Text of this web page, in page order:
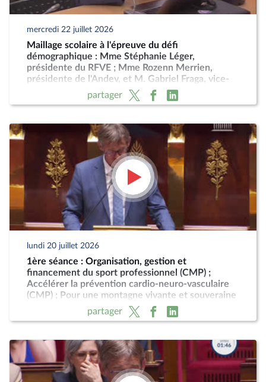
mercredi 22 juillet 2026
Maillage scolaire à l'épreuve du défi
démographique : Mme Stéphanie Léger,
présidente du RFVE ; Mme Rozenn Merrien,
présidente de l'Andev, et M. Gabriel Fraga, vice-
partager
lundi 20 juillet 2026
1ère séance : Organisation, gestion et
financement du sport professionnel (CMP) ;
Accélérer la prévention cardio-neuro-vasculaire
(CMP) ; Pour une montagne vivante et souveraine
partager